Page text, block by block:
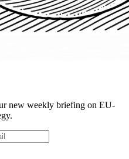
new weekly briefing on EU-